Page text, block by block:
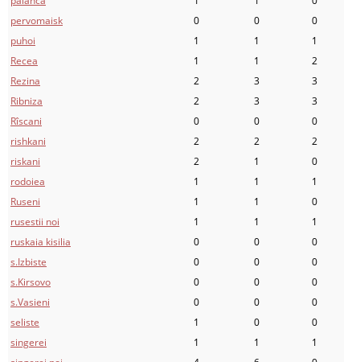
pervomaisk
0 0
0
puhoi
1 1
1
Recea
1 1
2
Rezina
2 3
3
Ribniza
2 3
3
Rîscani
0 0
0
rishkani
2 2
2
riskani
2 1
0
rodoiea
1 1
1
Ruseni
1 1
0
rusestii noi
1 1
1
ruskaia kisilia
0 0
0
s.Izbiste
0 0
0
s.Kirsovo
0 0
0
s.Vasieni
0 0
0
seliste
1 0
0
singerei
1 1
1